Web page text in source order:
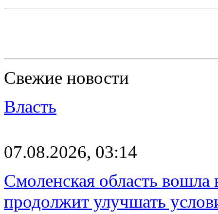
Свежие новости
Власть
07.08.2026, 03:14
Смоленская область
продолжит улучшать